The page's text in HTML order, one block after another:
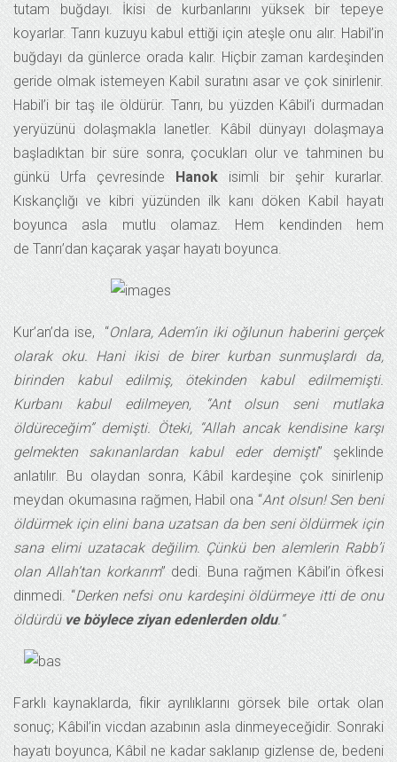
tutam buğdayı. İkisi de kurbanlarını yüksek bir tepeye
koyarlar. Tanrı kuzuyu kabul ettiği için ateşle onu alır. Habil’in
buğdayı da günlerce orada kalır. Hiçbir zaman kardeşinden
geride olmak istemeyen Kabil suratını asar ve çok sinirlenir.
Habil’i bir taş ile öldürür. Tanrı, bu yüzden Kâbil’i durmadan
yeryüzünü dolaşmakla lanetler. Kâbil dünyayı dolaşmaya
başladıktan bir süre sonra, çocukları olur ve tahminen bu
günkü Urfa çevresinde Hanok isimli bir şehir kurarlar.
Kıskançlığı ve kibri yüzünden ilk kanı döken Kabil hayatı
boyunca asla mutlu olamaz. Hem kendinden hem
de Tanrı’dan kaçarak yaşar hayatı boyunca.
Kur’an’da ise, “Onlara, Adem’in iki oğlunun haberini gerçek
olarak oku. Hani ikisi de birer kurban sunmuşlardı da,
birinden kabul edilmiş, ötekinden kabul edilmemişti.
Kurbanı kabul edilmeyen, “Ant olsun seni mutlaka
öldüreceğim” demişti. Öteki, “Allah ancak kendisine karşı
gelmekten sakınanlardan kabul eder demişti” şeklinde
anlatılır. Bu olaydan sonra, Kâbil kardeşine çok sinirlenip
meydan okumasına rağmen, Habil ona “Ant olsun! Sen beni
öldürmek için elini bana uzatsan da ben seni öldürmek için
sana elimi uzatacak değilim. Çünkü ben alemlerin Rabb’i
olan Allah’tan korkarım” dedi. Buna rağmen Kâbil’in öfkesi
dinmedi. “Derken nefsi onu kardeşini öldürmeye itti de onu
öldürdüve böylece ziyan edenlerden oldu.”
Farklı kaynaklarda, fikir ayrılıklarını görsek bile ortak olan
sonuç; Kâbil’in vicdan azabının asla dinmeyeceğidir. Sonraki
hayatı boyunca, Kâbil ne kadar saklanıp gizlense de, bedeni